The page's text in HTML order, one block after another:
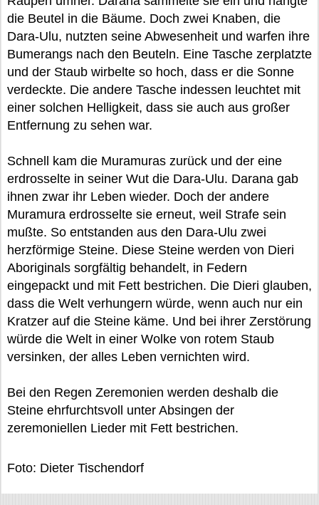
die Beutel in die Bäume. Doch zwei Knaben, die
Dara-Ulu, nutzten seine Abwesenheit und warfen ihre
Bumerangs nach den Beuteln. Eine Tasche zerplatzte
und der Staub wirbelte so hoch, dass er die Sonne
verdeckte. Die andere Tasche indessen leuchtet mit
einer solchen Helligkeit, dass sie auch aus großer
Entfernung zu sehen war.
Schnell kam die Muramuras zurück und der eine
erdrosselte in seiner Wut die Dara-Ulu. Darana gab
ihnen zwar ihr Leben wieder. Doch der andere
Muramura erdrosselte sie erneut, weil Strafe sein
mußte. So entstanden aus den Dara-Ulu zwei
herzförmige Steine. Diese Steine werden von Dieri
Aboriginals sorgfältig behandelt, in Federn
eingepackt und mit Fett bestrichen. Die Dieri glauben,
dass die Welt verhungern würde, wenn auch nur ein
Kratzer auf die Steine käme. Und bei ihrer Zerstörung
würde die Welt in einer Wolke von rotem Staub
versinken, der alles Leben vernichten wird.
Bei den Regen Zeremonien werden deshalb die
Steine ehrfurchtsvoll unter Absingen der
zeremoniellen Lieder mit Fett bestrichen.
Foto: Dieter Tischendorf